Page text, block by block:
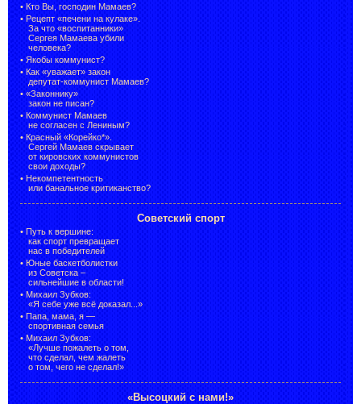
• Кто Вы, господин Мамаев?
• Рецепт «печени на кулаке».
За что «воспитанники»
Сергея Мамаева убили
человека?
• Якобы коммунист?
• Как «уважает» закон
депутат-коммунист Мамаев?
• «Законнику»
закон не писан?
• Коммунист Мамаев
не согласен с Лениным?
• Красный «Корейко*».
Сергей Мамаев скрывает
от кировских коммунистов
свои доходы?
• Некомпетентность
или банальное критиканство?
Советский спорт
• Путь к вершине:
как спорт превращает
нас в победителей
• Юные баскетболистки
из Советска –
сильнейшие в области!
• Михаил Зубков:
«Я себе уже всё доказал...»
• Папа, мама, я —
спортивная семья
• Михаил Зубков:
«Лучше пожалеть о том,
что сделал, чем жалеть
о том, чего не сделал!»
«Высоцкий с нами!»